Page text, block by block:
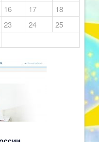
16 17
18
23 24
25